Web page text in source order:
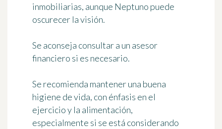
inmobiliarias, aunque Neptuno puede
oscurecer la visión.
Se aconseja consultar a un asesor
financiero si es necesario.
Se recomienda mantener una buena
higiene de vida, con énfasis en el
ejercicio y la alimentación,
especialmente si se está considerando